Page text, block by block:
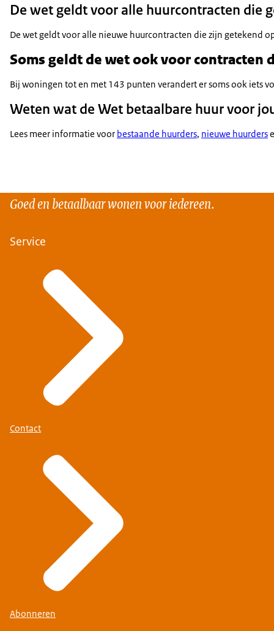
De wet geldt voor alle huurcontracten die
De wet geldt voor alle nieuwe huurcontracten die zijn getekend
Soms geldt de wet ook voor contracten
Bij woningen tot en met 143 punten verandert er soms ook iets
Weten wat de Wet betaalbare huur voor
Lees meer informatie voor bestaande huurders, nieuwe huurders
Goed en betaalbaar wonen voor iedereen.
Service
Contact
Abonneren